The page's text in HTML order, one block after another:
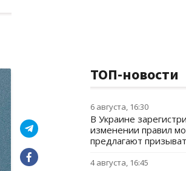
ТОП-новости
6 августа, 16:30
В Украине
изменении правил
предлагают
4 августа, 16:45